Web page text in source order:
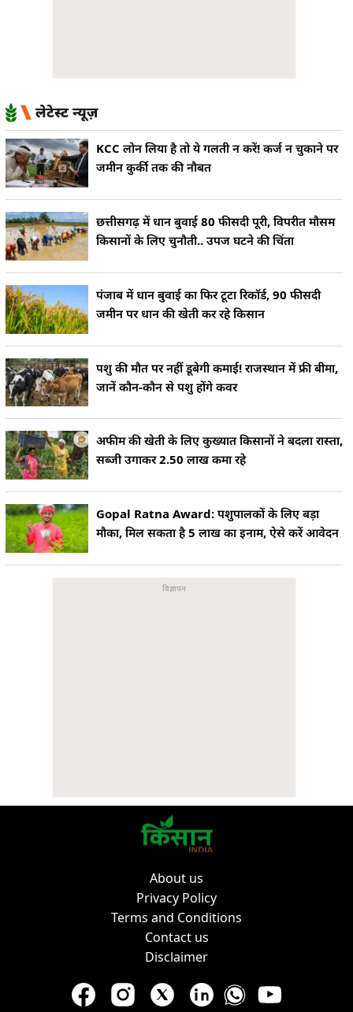
लेटेस्ट न्यूज़
KCC लोन लिया है तो ये गलती न करें! कर्ज न चुकाने पर
जमीन कुर्की तक की नौबत
छत्तीसगढ़ में धान बुवाई 80 फीसदी पूरी, विपरीत मौसम
किसानों के लिए चुनौती.. उपज घटने की चिंता
पंजाब में धान बुवाई का फिर टूटा रिकॉर्ड, 90 फीसदी
जमीन पर धान की खेती कर रहे किसान
पशु की मौत पर नहीं डूबेगी कमाई! राजस्थान में फ्री बीमा,
जानें कौन-कौन से पशु होंगे कवर
अफीम की खेती के लिए कुख्यात किसानों ने बदला रास्ता,
सब्जी उगाकर 2.50 लाख कमा रहे
Gopal Ratna Award: पशुपालकों के लिए बड़ा
मौका, मिल सकता है 5 लाख का इनाम, ऐसे करें आवेदन
About us
Privacy Policy
Terms and Conditions
Contact us
Disclaimer